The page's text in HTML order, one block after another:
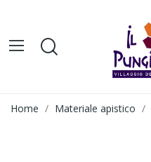
Home Materiale apistico